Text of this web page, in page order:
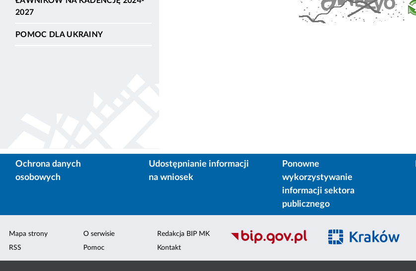
2027
POMOC DLA UKRAINY
Ochrona danych
osobowych
Udostępnianie informacji
na wniosek
Ponowne
wykorzystywanie
informacji sektora
publicznego
Mapa strony
RSS
O serwisie
Pomoc
Redakcja BIP MK
Kontakt